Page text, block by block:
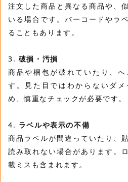
注文した商品と異なる商品や、
いる場合です。バーコードやラ
ることもあります。
3. 破損・汚損
商品や梱包が破れていたり、
す。見た目ではわからないダ
め、慎重なチェックが必要です。
4. ラベルや表示の不備
商品ラベルが間違っていたり、
読み取れない場合があります。
載ミスも含まれます。